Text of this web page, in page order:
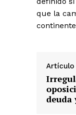
que la
deuda